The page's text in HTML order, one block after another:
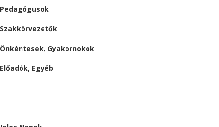
Pedagógusok
Szakkörvezetők
Önkéntesek, Gyakornokok
Előadók, Egyéb